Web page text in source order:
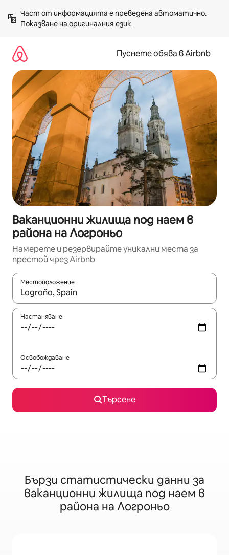
към
съдържанието
Показване на оригиналния език
Пуснете обява в Airbnb
Ваканционни жилища под наем в
района на Логроньо
Намерете и резервирайте уникални места за
престой чрез Airbnb
Местоположение
Когато резултатите се покажат, използвайте
Настаняване
Освобождаване
Търсене
Бързи статистически данни за
ваканционни жилища под наем в
района на Логроньо